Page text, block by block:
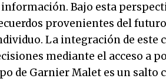
Bajo esta
provenientes del
La integración de este
mediante el acceso a
de Garnier Malet es un salto